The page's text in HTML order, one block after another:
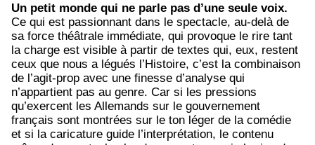
Un petit monde qui ne parle pas d’une seule voix.
Ce qui est passionnant dans le spectacle, au-delà de
sa force théâtrale immédiate, qui provoque le rire tant
la charge est visible à partir de textes qui, eux, restent
ceux que nous a légués l’Histoire, c’est la combinaison
de l’agit-prop avec une finesse d’analyse qui
n’appartient pas au genre. Car si les pressions
qu’exercent les Allemands sur le gouvernement
français sont montrées sur le ton léger de la comédie
et si la caricature guide l’interprétation, le contenu